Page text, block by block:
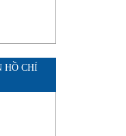
HỒ CHÍ